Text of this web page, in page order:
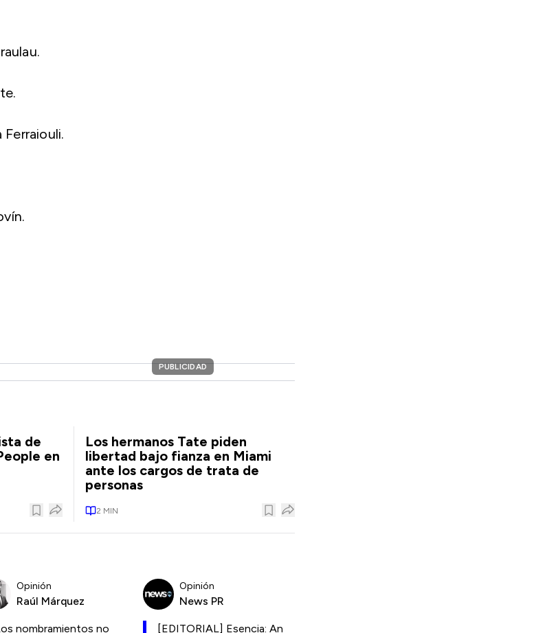
PUBLICIDAD
de
en
Los hermanos Tate piden
libertad bajo fianza en Miami
ante los cargos de trata de
personas
2 MIN
Opinión
Raúl Márquez
nombramientos no
Opinión
News PR
[EDITORIAL] Esencia: An